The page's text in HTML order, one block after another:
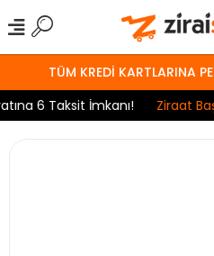
TÜM KREDİ KARTLARINA
6 Taksit İmkanı!
Ziraat